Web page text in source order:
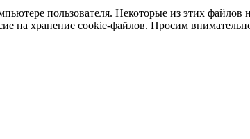
пользователя. Некоторые из этих файлов
на хранение cookie-файлов. Просим